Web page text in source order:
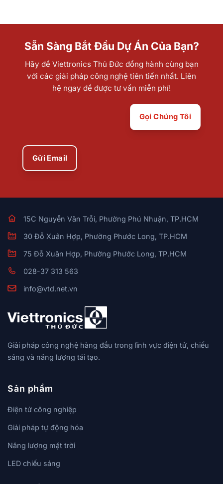
Sẵn Sàng Bắt Đầu Dự Án Của Bạn?
Hãy để Viettronics Thủ Đức đồng hành cùng bạn
với các giải pháp công nghệ tiên tiến nhất. Liên
hệ ngay để được tư vấn miễn phí!
Gọi Chúng Tôi
Gửi Email
15C Nguyễn Văn Trỗi, Phường Phú Nhuận, TP.HCM
30 Đỗ Xuân Hợp, Phường Phước Long, TP.HCM
75 Đỗ Xuân Hợp, Phường Phước Long, TP.HCM
028-37 313 563
info@vtd.net.vn
Giải pháp công nghệ hàng đầu trong lĩnh vực điện tử, chiếu
sáng và năng lượng tái tạo.
Sản phẩm
Điện tử công nghiệp
Giải pháp tự động hóa
Năng lượng mặt trời
LED chiếu sáng